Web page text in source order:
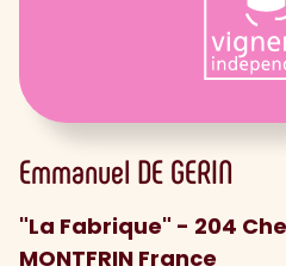
Emmanuel DE GERIN
"La Fabrique" - 204
MONTFRIN France